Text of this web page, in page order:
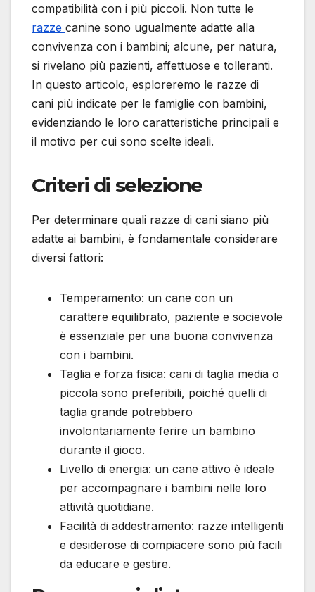
compatibilità con i più piccoli. Non tutte le
razze canine sono ugualmente adatte alla
convivenza con i bambini; alcune, per natura,
si rivelano più pazienti, affettuose e tolleranti.
In questo articolo, esploreremo le razze di
cani più indicate per le famiglie con bambini,
evidenziando le loro caratteristiche principali e
il motivo per cui sono scelte ideali.
Criteri di selezione
Per determinare quali razze di cani siano più
adatte ai bambini, è fondamentale considerare
diversi fattori:
Temperamento: un cane con un
carattere equilibrato, paziente e socievole
è essenziale per una buona convivenza
con i bambini.
Taglia e forza fisica: cani di taglia media o
piccola sono preferibili, poiché quelli di
taglia grande potrebbero
involontariamente ferire un bambino
durante il gioco.
Livello di energia: un cane attivo è ideale
per accompagnare i bambini nelle loro
attività quotidiane.
Facilità di addestramento: razze intelligenti
e desiderose di compiacere sono più facili
da educare e gestire.